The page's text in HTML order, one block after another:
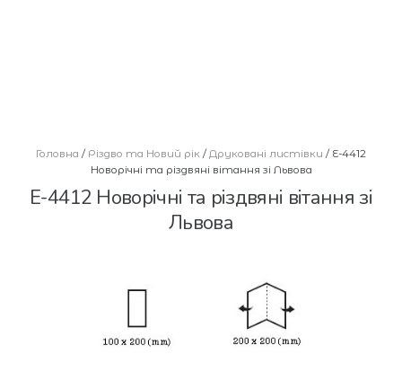
Головна / Різдво та Новий рік / Друковані листівки / E-4412
Новорічні та різдвяні вітання зі Львова
E-4412 Новорічні та різдвяні вітання зі
Львова